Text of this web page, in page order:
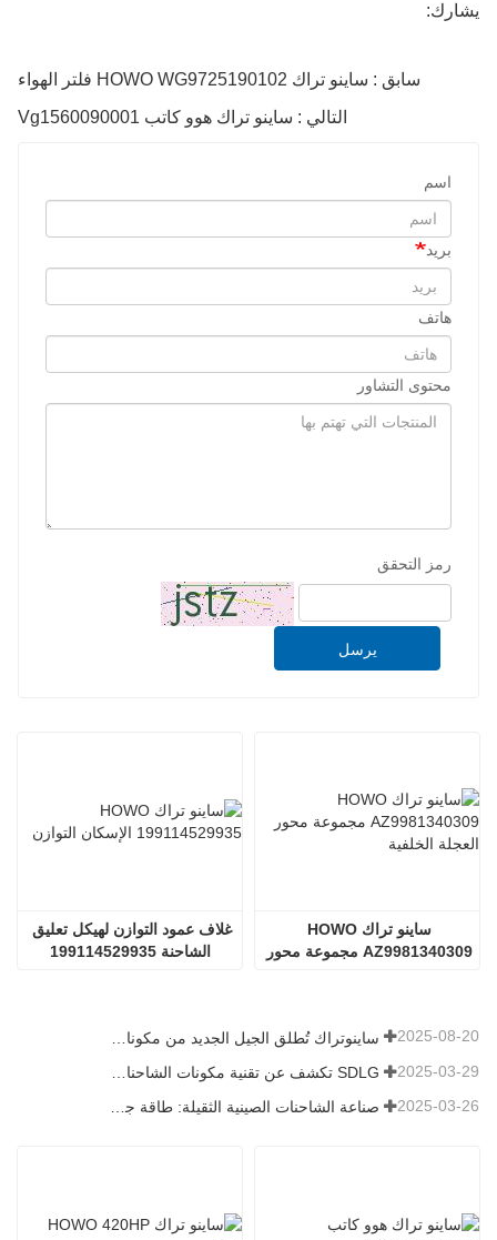
يشارك:
سابق : ساينو تراك HOWO WG9725190102 فلتر الهواء
التالي : ساينو تراك هوو كاتب Vg1560090001
اسم
بريد
هاتف
محتوى التشاور
رمز التحقق
يرسل
الشاحنة 199114529935
2025-08-20
2025-03-29
صناعة الشاحنات الصينية الثقيلة: طاقة جديدة وصادرات كمحركات توأم ، مع قيام الشركات المحلية بتسريع ارتفاعها 2025-03-26